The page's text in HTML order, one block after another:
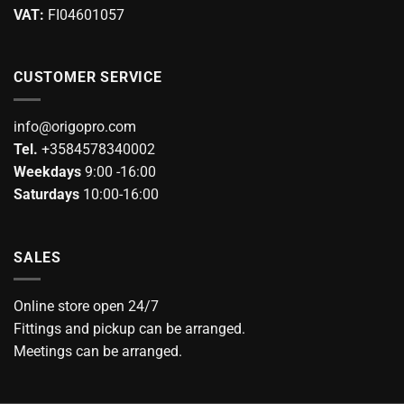
product
VAT: FI04601057
CUSTOMER SERVICE
info@origopro.com
Tel. +3584578340002
Weekdays 9:00 -16:00
Saturdays 10:00-16:00
SALES
Online store open 24/7
Fittings and pickup can be arranged.
Meetings can be arranged.